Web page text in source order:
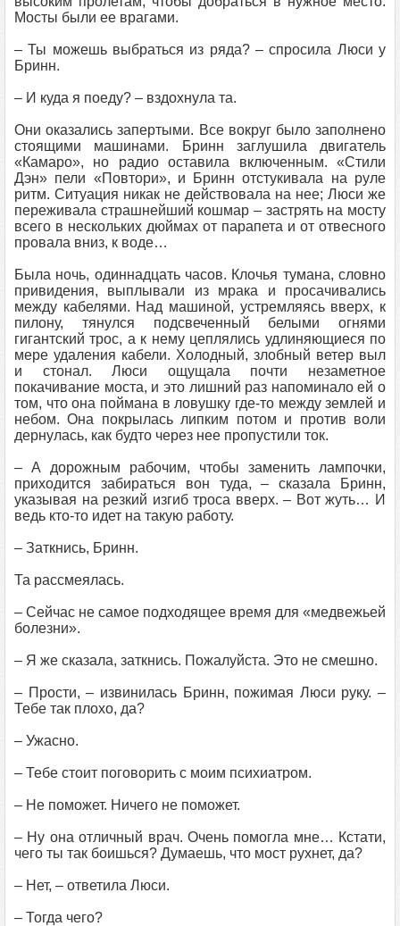
Мосты были ее врагами.
– Ты можешь выбраться из ряда? – спросила Люси у
Бринн.
– И куда я поеду? – вздохнула та.
Они оказались запертыми. Все вокруг было заполнено
стоящими машинами. Бринн заглушила двигатель
«Камаро», но радио оставила включенным. «Стили
Дэн» пели «Повтори», и Бринн отстукивала на руле
ритм. Ситуация никак не действовала на нее; Люси же
переживала страшнейший кошмар – застрять на мосту
всего в нескольких дюймах от парапета и от отвесного
провала вниз, к воде…
Была ночь, одиннадцать часов. Клочья тумана, словно
привидения, выплывали из мрака и просачивались
между кабелями. Над машиной, устремляясь вверх, к
пилону, тянулся подсвеченный белыми огнями
гигантский трос, а к нему цеплялись удлиняющиеся по
мере удаления кабели. Холодный, злобный ветер выл
и стонал. Люси ощущала почти незаметное
покачивание моста, и это лишний раз напоминало ей о
том, что она поймана в ловушку где-то между землей и
небом. Она покрылась липким потом и против воли
дернулась, как будто через нее пропустили ток.
– А дорожным рабочим, чтобы заменить лампочки,
приходится забираться вон туда, – сказала Бринн,
указывая на резкий изгиб троса вверх. – Вот жуть… И
ведь кто-то идет на такую работу.
– Заткнись, Бринн.
Та рассмеялась.
– Сейчас не самое подходящее время для «медвежьей
болезни».
– Я же сказала, заткнись. Пожалуйста. Это не смешно.
– Прости, – извинилась Бринн, пожимая Люси руку. –
Тебе так плохо, да?
– Ужасно.
– Тебе стоит поговорить с моим психиатром.
– Не поможет. Ничего не поможет.
– Ну она отличный врач. Очень помогла мне… Кстати,
чего ты так боишься? Думаешь, что мост рухнет, да?
– Нет, – ответила Люси.
– Тогда чего?